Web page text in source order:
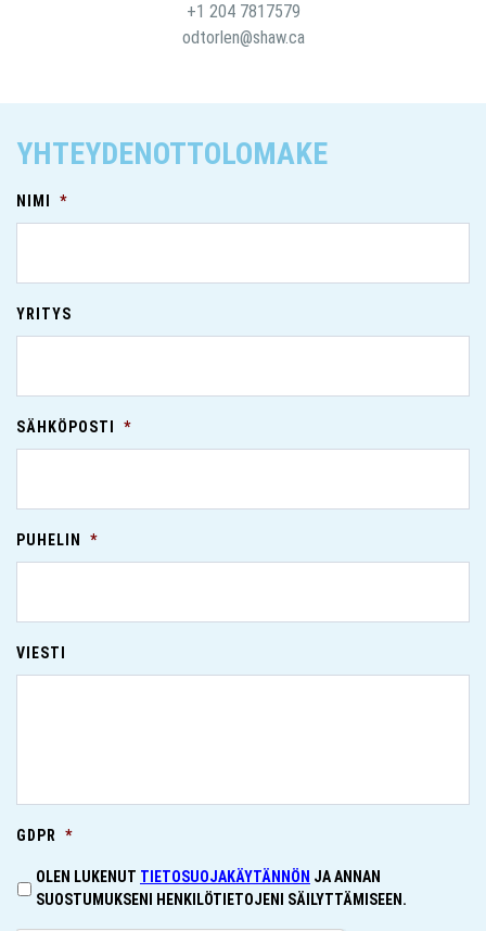
+1 204 7817579
odtorlen@shaw.ca
YHTEYDENOTTOLOMAKE
NIMI *
YRITYS
SÄHKÖPOSTI *
PUHELIN *
VIESTI
GDPR *
OLEN LUKENUT TIETOSUOJAKÄYTÄNNÖN JA ANNAN
SUOSTUMUKSENI HENKILÖTIETOJENI SÄILYTTÄMISEEN.